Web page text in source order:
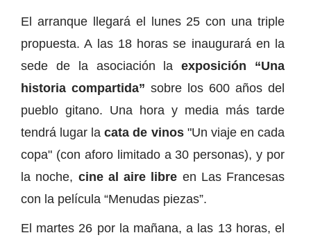
El arranque llegará el lunes 25 con una triple
propuesta. A las 18 horas se inaugurará en la
sede de la asociación laexposición “Una
historia compartida” sobre los 600 años del
pueblo gitano. Una hora y media más tarde
tendrá lugar lacata de vinos"Un viaje en cada
copa" (con aforo limitado a 30 personas), y por
la noche, cine al aire libre en Las Francesas
con la película “Menudas piezas”.
El martes 26 por la mañana, a las 13 horas, el